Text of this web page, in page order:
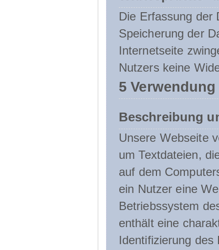
Die Erfassung der
Speicherung der
Internetseite
Nutzers keine
5
Beschreibung
Unsere Webseite
um Textdateien,
auf dem
ein Nutzer eine
Betriebssystem
enthält eine
Identifizierung